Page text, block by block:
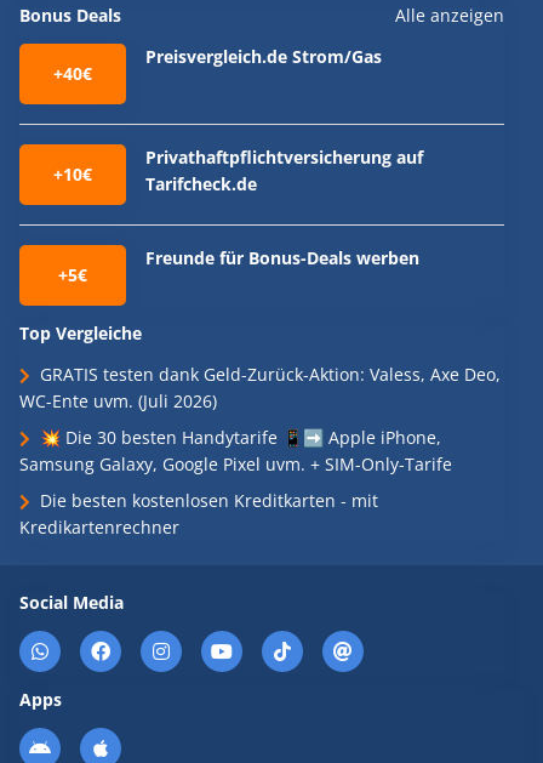
Bonus Deals Alle anzeigen
+40€
Preisvergleich.de Strom/Gas
+10€
Privathaftpflichtversicherung auf
Tarifcheck.de
+5€
Freunde für Bonus-Deals werben
Top Vergleiche
GRATIS testen dank Geld-Zurück-Aktion: Valess, Axe Deo,
WC-Ente uvm. (Juli 2026)
💥 Die 30 besten Handytarife 📱➡️ Apple iPhone,
Samsung Galaxy, Google Pixel uvm. + SIM-Only-Tarife
Die besten kostenlosen Kreditkarten - mit
Kredikartenrechner
Social Media
Apps